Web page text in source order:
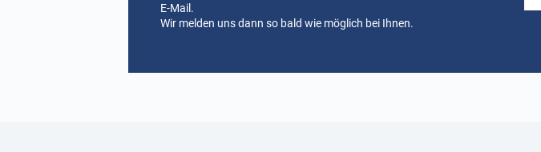
E-Mail.
Wir melden uns dann so bald wie möglich bei Ihnen.